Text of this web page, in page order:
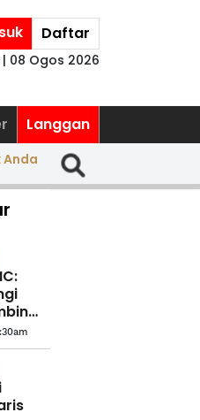
Daftar
08 Ogos 2026
Langgan
Anda